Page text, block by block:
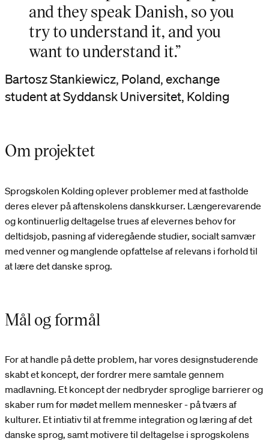
and they speak Danish, so you
try to understand it, and you
want to understand it.”
Bartosz Stankiewicz, Poland, exchange
student at Syddansk Universitet, Kolding
Om projektet
Sprogskolen Kolding oplever problemer med at fastholde
deres elever på aftenskolens danskkurser. Længerevarende
og kontinuerlig deltagelse trues af elevernes behov for
deltidsjob, pasning af videregående studier, socialt samvær
med venner og manglende opfattelse af relevans i forhold til
at lære det danske sprog.
Mål og formål
For at handle på dette problem, har vores designstuderende
skabt et koncept, der fordrer mere samtale gennem
madlavning. Et koncept der nedbryder sproglige barrierer og
skaber rum for mødet mellem mennesker - på tværs af
kulturer. Et intiativ til at fremme integration og læring af det
danske sprog, samt motivere til deltagelse i sprogskolens